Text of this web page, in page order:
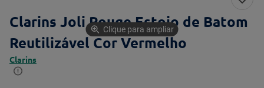
Clarins Joli Rouge Estojo de Batom
Reutilizável Cor Vermelho
Clarins
Clique para ampliar